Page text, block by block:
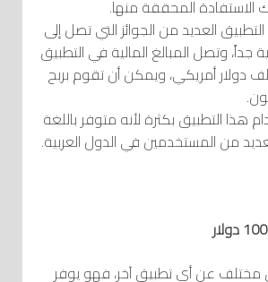
المحققة منها.
العديد من الجوائز التي تصل إلى
جداً، وتصل المبالغ المالية في التطبيق
100 ألف دولار أمريكي، ويمكن أن تقوم بربح
هذا التطبيق بكثرة لأنه متوفر باللغة
من المستخدمين في الدول العربية.
مختلف عن أي تطبيق آخر، فهو يوفر